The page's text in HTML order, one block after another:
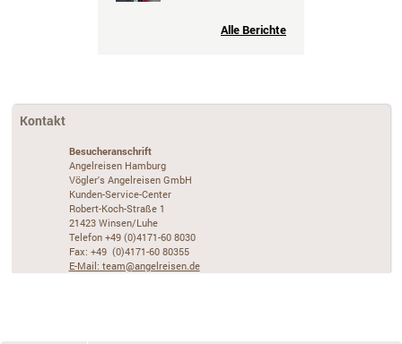
Alle Berichte
Kontakt
Besucheranschrift
Angelreisen Hamburg
Vögler's Angelreisen GmbH
Kunden-Service-Center
Robert-Koch-Straße 1
21423 Winsen/Luhe
Telefon +49 (0)4171-60 8030
Fax: +49 (0)4171-60 80355
E-Mail: team@angelreisen.de